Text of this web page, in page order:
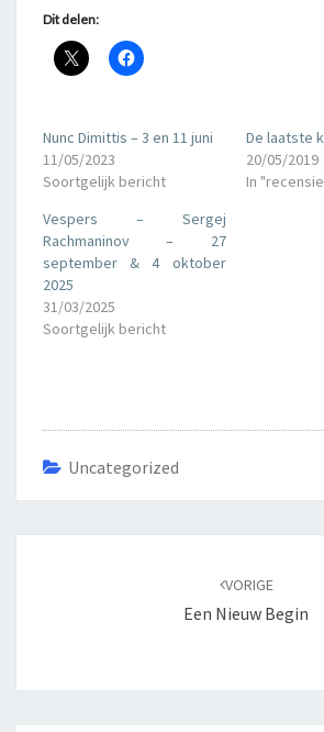
Dit delen:
Nunc Dimittis – 3 en 11 juni
11/05/2023
Soortgelijk bericht
De laatste
20/05/2019
In
Vespers – Sergej
Rachmaninov – 27
september & 4 oktober
2025
31/03/2025
Soortgelijk bericht
Uncategorized
VORIGE
Een Nieuw Begin